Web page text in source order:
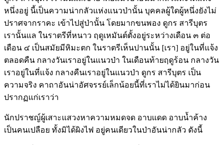
หนึ่งอยู่ นี้เป็นความน่ากลัวแห่งแนวป่านั้น บุคคลผู้ใดผู้หนึ่งยังไม่
ปราศจากราคะ เข้าไปสู่ป่านั้น โดยมากขนพอง ดูกร สารีบุตร
เรานั้นแล ในราตรีที่หนาว ฤดูเหมันต์ตั้งอยู่ระหว่างเดือน ๓ ต่อ
เดือน ๔ เป็นสมัยมีหิมะตก ในราตรีเห็นปานนั้น [เรา] อยู่ในที่แจ้ง
ตลอดคืน กลางวันเราอยู่ในแนวป่า ในเดือนท้ายฤดูร้อน กลางวัน
เราอยู่ในที่แจ้ง กลางคืนเราอยู่ในแนวป่า ดูกร สารีบุตร เป็น
ความจริง คาถาอันน่าอัศจรรย์เล็กน้อยนี้ที่เราไม่ได้ยินมาก่อน
ปรากฏแก่เราว่า
นักปราชญ์ผู้เสาะแสวงหาความหมดจด อาบแดด อาบน้ำค้าง
เป็นคนเปลือย ทั้งมิได้ผิงไฟ อยู่คนเดียวในป่าอันน่ากลัว ดังนี้